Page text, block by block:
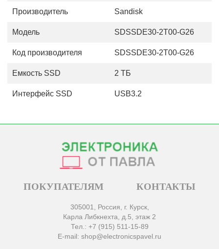
Производитель Sandisk
Модель SDSSDE30-2T00-G26
Код производителя SDSSDE30-2T00-G26
Емкость SSD 2 ТБ
Интерфейс SSD USB3.2
ПОКУПАТЕЛЯМ КОНТАКТЫ
305001, Россия, г. Курск,
Карла Либкнехта, д.5, этаж 2
Тел.: +7 (915) 511-15-89
E-mail: shop@electronicspavel.ru